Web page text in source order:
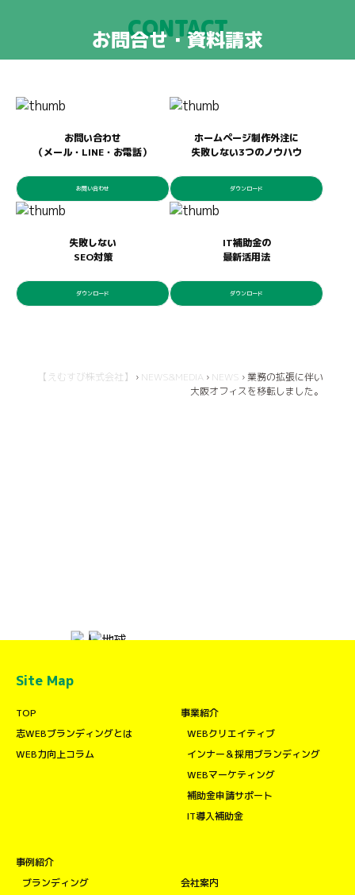
CONTACT
お問合せ・資料請求
お問い合わせ
（メール・LINE・お電話）
お問い合わせ
ホームページ制作外注に
失敗しない3つのノウハウ
ダウンロード
失敗しない
SEO対策
ダウンロード
IT補助金の
最新活用法
ダウンロード
【えむすび株式会社】 › NEWS&MEDIA › NEWS › 業務の拡張に伴い
大阪オフィスを移転しました。
Site Map
TOP
志WEBブランディングとは
WEB力向上コラム
事業紹介
WEBクリエイティブ
インナー＆採用ブランディング
WEBマーケティング
補助金申請サポート
IT導入補助金
事例紹介
ブランディング
会社案内